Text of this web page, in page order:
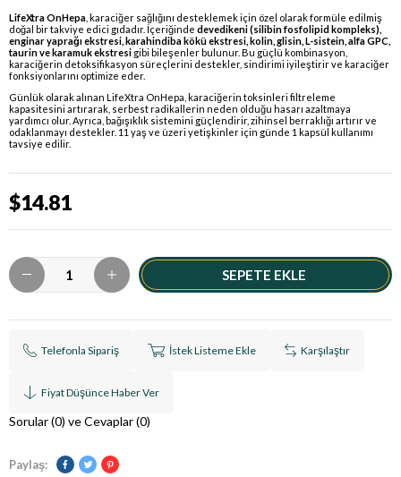
LifeXtra OnHepa , karaciğer sağlığını desteklemek için özel olarak formüle edilmiş
doğal bir takviye edici gıdadır. İçeriğinde devedikeni (silibin fosfolipid kompleks),
enginar yaprağı ekstresi, karahindiba kökü ekstresi, kolin, glisin, L-sistein, alfa GPC,
taurin ve karamuk ekstresi gibi bileşenler bulunur. Bu güçlü kombinasyon,
karaciğerin detoksifikasyon süreçlerini destekler, sindirimi iyileştirir ve karaciğer
fonksiyonlarını optimize eder.
Günlük olarak alınan LifeXtra OnHepa, karaciğerin toksinleri filtreleme
kapasitesini artırarak, serbest radikallerin neden olduğu hasarı azaltmaya
yardımcı olur. Ayrıca, bağışıklık sistemini güçlendirir, zihinsel berraklığı artırır ve
odaklanmayı destekler. 11 yaş ve üzeri yetişkinler için günde 1 kapsül kullanımı
tavsiye edilir.
$14.81
Telefonla Sipariş İstek Listeme Ekle Karşılaştır
Fiyat Düşünce Haber Ver
Sorular (0) ve Cevaplar (0)
Paylaş: